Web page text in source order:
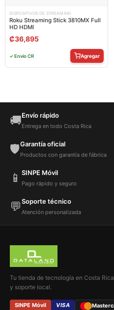
DISPOSITIVOS DE STREAMING
Roku Streaming Stick 3810MX Full
HD HDMI
₡36,895
✓ Envío CR Agregar
🚚Envío rápido
Entrega en todo Costa Rica
🛡️Garantía oficial
Productos con garantía de fábrica
📱 SINPE Móvil
Pago rápido y seguro
💬Soporte técnico
Atención personalizada
Tu tienda de tecnología en Costa
y soporte local.
SINPE Móvil VISA